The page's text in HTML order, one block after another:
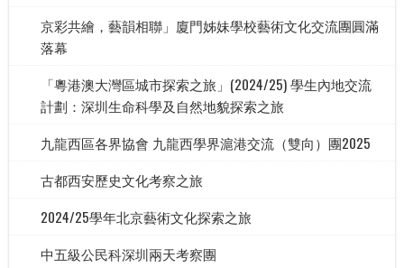
京彩共繪，藝韻相聯」廈門姊妹學校藝術文化交流團圓滿
落幕
「粵港澳大灣區城市探索之旅」(2024/25) 學生內地交流
計劃：深圳生命科學及自然地貌探索之旅
九龍西區各界協會 九龍西學界滬港交流（雙向）團2025
古都西安歷史文化考察之旅
2024/25學年北京藝術文化探索之旅
中五級公民科深圳兩天考察團